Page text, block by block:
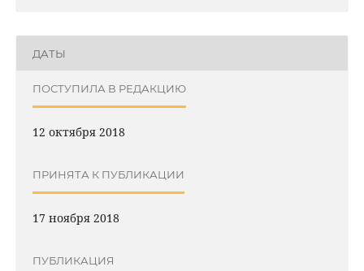
ДАТЫ
ПОСТУПИЛА В РЕДАКЦИЮ
12 октября 2018
ПРИНЯТА К ПУБЛИКАЦИИ
17 ноября 2018
ПУБЛИКАЦИЯ